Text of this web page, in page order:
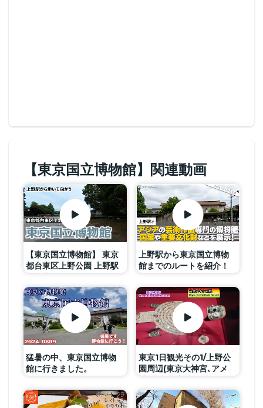
【東京国立博物館】関連動画
【東京国立博物館】 東京
都台東区上野公園 上野駅
上野駅から東京国立博物
館までのルートを紹介！
猛暑の中、東京国立博物
館に行きました。
東京1日観光その1/上野公
園周辺(東京大神宮､アメ
day trip around Ueno
station